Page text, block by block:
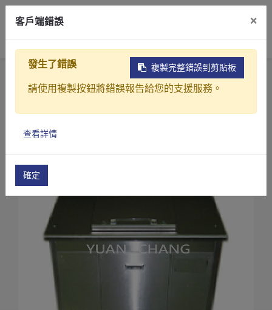
產品介紹
產業解決方案
關於元錩
最新消息
English (US)
首頁
產品
廚餘、果菜廢料、禽畜糞製成有機肥 或沼氣發電成套
小型廚餘分解發酵處理機
小型廚餘分解發酵處理機(RE-200)
客戶端錯誤 ×
複製完整錯誤到剪貼板
發生了錯誤
請使用複製按鈕將錯誤報告給您的支援服務。
查看詳情
確定